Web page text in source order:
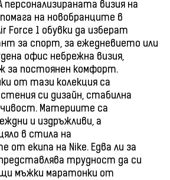
персонализираната визия на
на новобранците в
Force 1 обувки да изберат
за спорт, за ежедневието или
офис небрежна визия,
за постоянен комфорт.
от тази колекция са
си дизайн, стабилна
Материите са
и издръжливи, а
в стила на
от екипа на Nike. Едва ли за
трудност да си
мъжки маратонки от